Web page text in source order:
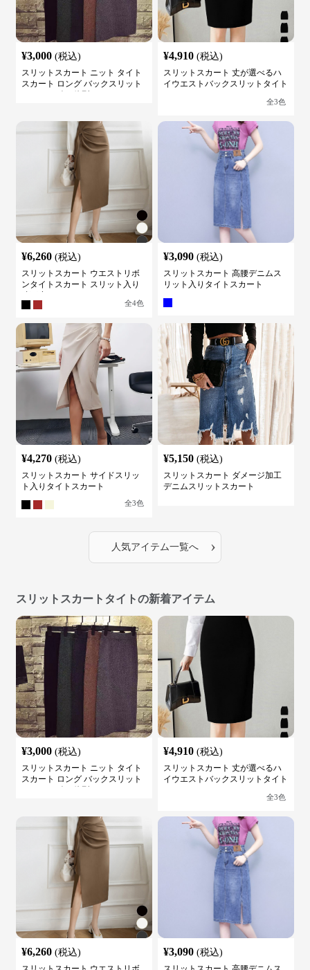
¥3,000 (税込)
スリットスカート ニット タイト
スカート ロング バックスリット
¥4,910 (税込)
スリットスカート 丈が選べるハ
イウエストバックスリットタイト
全3色
¥6,260 (税込)
スリットスカート ウエストリボ
ンタイトスカート スリット入り
全4色
¥3,090 (税込)
スリットスカート 高腰デニムス
リット入りタイトスカート
¥4,270 (税込)
スリットスカート サイドスリッ
ト入りタイトスカート
全3色
¥5,150 (税込)
スリットスカート ダメージ加工
デニムスリットスカート
人気アイテム一覧へ ›
スリットスカートタイトの新着アイテム
¥3,000 (税込)
スリットスカート ニット タイト
スカート ロング バックスリット
¥4,910 (税込)
スリットスカート 丈が選べるハ
イウエストバックスリットタイト
全3色
¥6,260 (税込) ¥3,090 (税込)